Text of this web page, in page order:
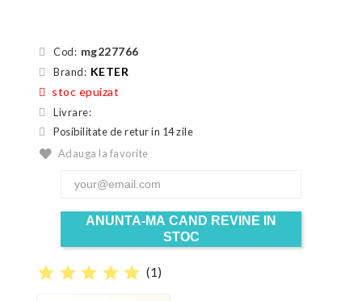
Cod: mg227766
Brand: KETER
stoc epuizat
Livrare:
Posibilitate de retur in 14 zile
Adauga la favorite
ANUNTA-MA CAND REVINE IN
STOC
star star star star star (1)